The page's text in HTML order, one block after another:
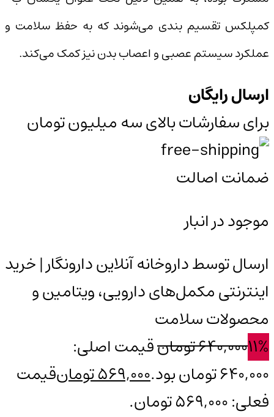
کمپلکس تقسیم بندی می‌شوند که به حفظ سلامت و
عملکرد سیستم عصبی و اعصاب بدن نیز کمک می‌کند.
ارسال رایگان
برای سفارشات بالای سه میلیون تومان
ضمانت اصالت
موجود در انبار
ارسال توسط داروخانه آنلاین دارونگار | خرید
اینترنتی مکمل‌های دارویی، ویتامین و
محصولات سلامت
11%
640,000تومانقیمت اصلی:
640,000 تومان بود.
569,000تومانقیمت
فعلی: 569,000 تومان.